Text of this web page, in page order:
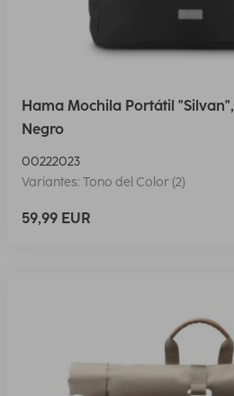
Hama Mochila Portátil "Silvan",
Negro
00222023
Variantes: Tono del Color (2)
59,99 EUR